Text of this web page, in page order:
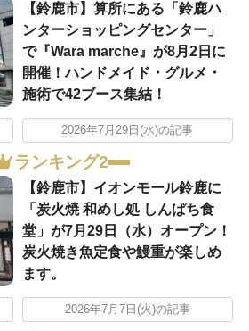
【鈴鹿市】算所にある「鈴鹿ハ
ンターショッピングセンター」
で『Wara marche』が8月2日に
開催！ハンドメイド・グルメ・
施術で42ブース集結！
2026年7月29日(水)の記事
ランキング2
【鈴鹿市】イオンモール鈴鹿に
「炭火焼 和めし処 しんぱち食
堂」が7月29日（水）オープン！
炭火焼き魚定食や鰻重が楽しめ
ます。
2026年7月7日(火)の記事